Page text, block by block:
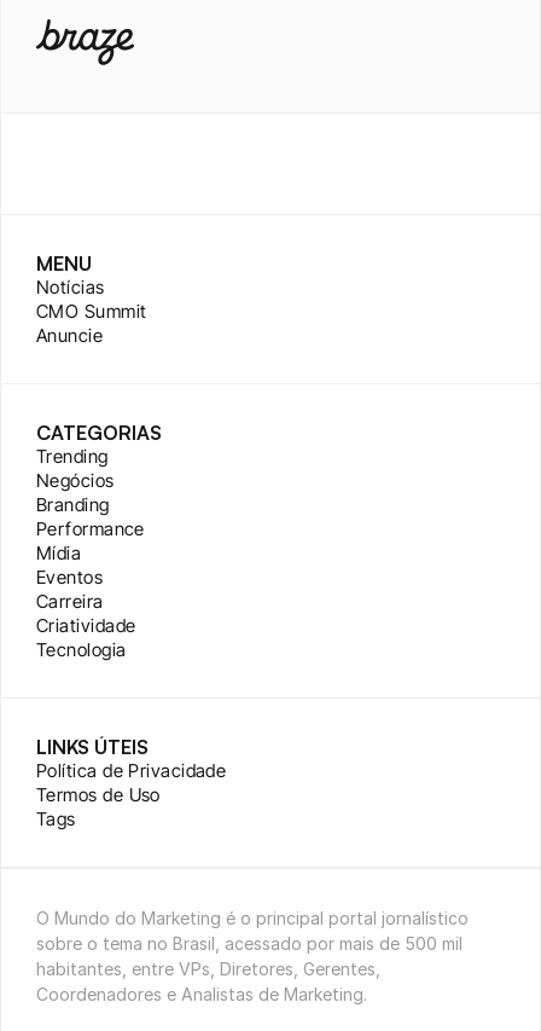
MENU
Notícias
CMO Summit
Anuncie
CATEGORIAS
Trending
Negócios
Branding
Performance
Mídia
Eventos
Carreira
Criatividade
Tecnologia
LINKS ÚTEIS
Política de Privacidade
Termos de Uso
Tags
O Mundo do Marketing é o principal portal jornalístico
sobre o tema no Brasil, acessado por mais de 500 mil
habitantes, entre VPs, Diretores, Gerentes,
Coordenadores e Analistas de Marketing.